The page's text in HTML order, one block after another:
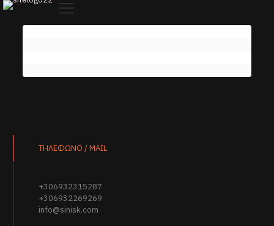
ΤΗΛΕΦΩΝΟ / MAIL
+306932315287
+306932269269
info@sinisk.com